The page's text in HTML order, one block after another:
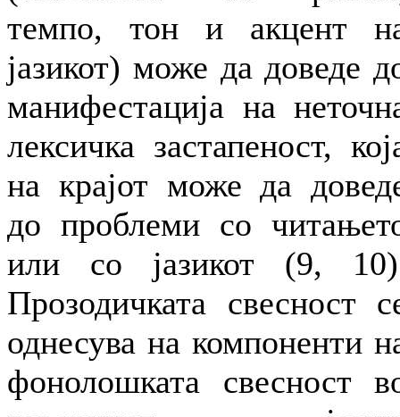
темпо, тон и акцент
јазикот) може да доведе
манифестација на
лексичка застапеност,
на крајот може да
до проблеми со
или со јазикот (9,
Прозодичката свесност
однесува на компоненти
фонолошката свесност